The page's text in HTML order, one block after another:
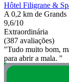
Hôtel Filigrane &
A 0,2 km de Grands
9,6/10
Extraordinária
(387 avaliações)
"Tudo muito bom,
para abrir a mala. "